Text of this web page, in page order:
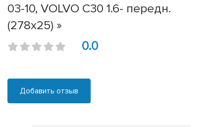
03-10, VOLVO C30 1.6- передн.
(278x25) »
0.0
Добавить отзыв